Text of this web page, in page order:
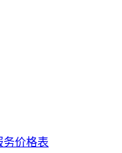
务价格表